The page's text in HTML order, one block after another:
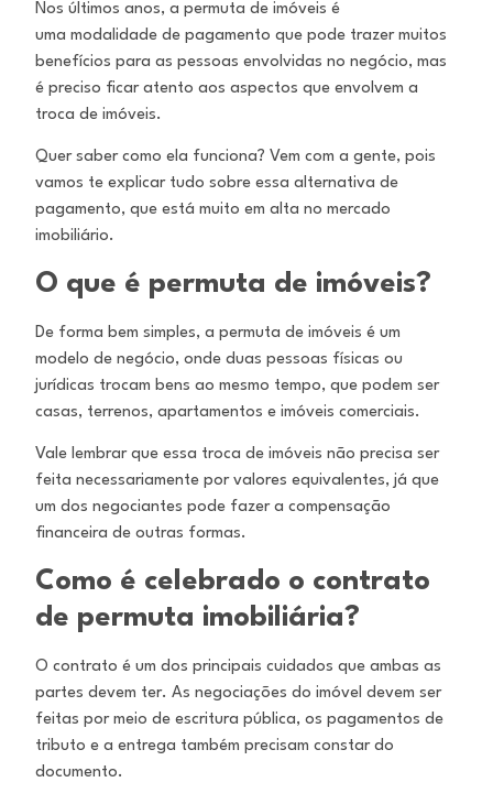
Nos últimos anos, a permuta de imóveis é
uma modalidade de pagamento que pode trazer muitos
benefícios para as pessoas envolvidas no negócio, mas
é preciso ficar atento aos aspectos que envolvem a
troca de imóveis.
Quer saber como ela funciona? Vem com a gente, pois
vamos te explicar tudo sobre essa alternativa de
pagamento, que está muito em alta no mercado
imobiliário.
O que é permuta de imóveis?
De forma bem simples, a permuta de imóveis é um
modelo de negócio, onde duas pessoas físicas ou
jurídicas trocam bens ao mesmo tempo, que podem ser
casas, terrenos, apartamentos e imóveis comerciais.
Vale lembrar que essa troca de imóveis não precisa ser
feita necessariamente por valores equivalentes, já que
um dos negociantes pode fazer a compensação
financeira de outras formas.
Como é celebrado o contrato
de permuta imobiliária?
O contrato é um dos principais cuidados que ambas as
partes devem ter. As negociações do imóvel devem ser
feitas por meio de escritura pública, os pagamentos de
tributo e a entrega também precisam constar do
documento.